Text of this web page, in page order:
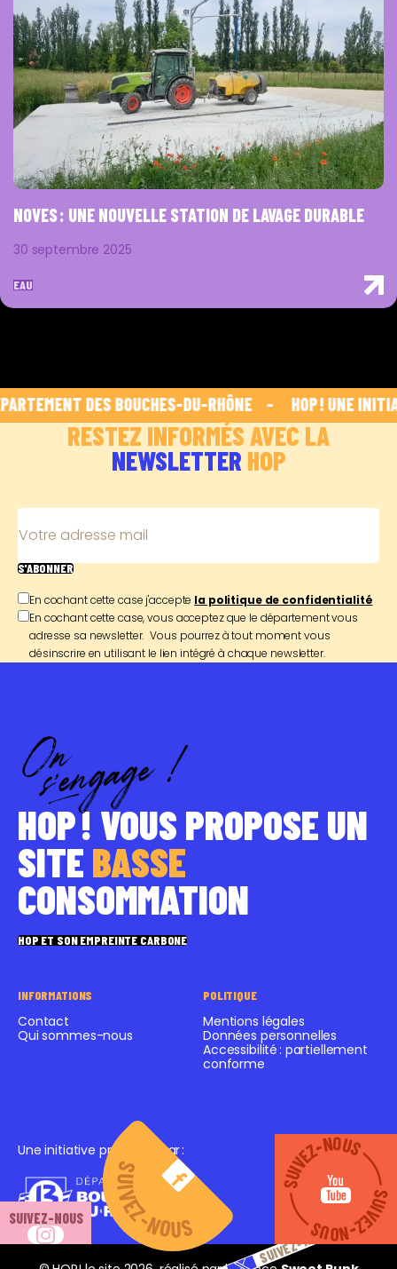
NOVES : UNE NOUVELLE STATION DE LAVAGE DURABLE
30 septembre 2025
EAU
DES BOUCHES-DU-RHÔNE    - HOP ! UNE
RESTEZ INFORMÉS AVEC LA
NEWSLETTER HOP
Votre adresse mail
S'ABONNER
En cochant cette case j'accepte la politique de confidentialité
En cochant cette case, vous acceptez que le département vous
adresse sa newsletter. Vous pourrez à tout moment vous
désinscrire en utilisant le lien intégré à chaque newsletter.
HOP ! VOUS PROPOSE UN
SITE BASSE
CONSOMMATION
HOP ET SON EMPREINTE CARBONE
INFORMATIONS
Contact
Qui sommes-nous
POLITIQUE
Mentions légales
Données personnelles
Accessibilité : partiellement
conforme
Une initiative proposée par:
SUIVEZ-NOUS SUIVEZ-NOUS SUIVEZ-NOUSSUIVEZ-NOUS
SUIVEZ-NOUS
SUIVEZ-NOUS
SUIVEZ-NOUS